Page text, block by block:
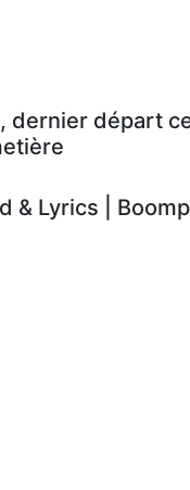
dernier départ
& Lyrics |